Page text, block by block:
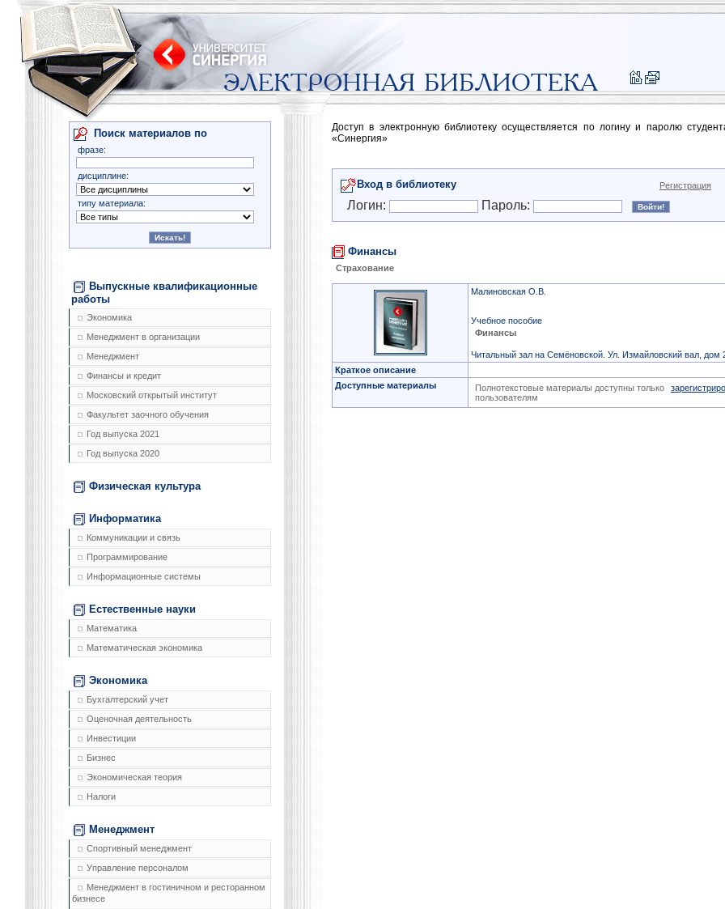
Поиск материалов по
фразе:
дисциплине:
типу материала:
Выпускные квалификационные
работы
Экономика
Менеджмент в организации
Менеджмент
Финансы и кредит
Московский открытый институт
Факультет заочного обучения
Год выпуска 2021
Год выпуска 2020
Физическая культура
Информатика
Коммуникации и связь
Программирование
Информационные системы
Естественные науки
Математика
Математическая экономика
Экономика
Бухгалтерский учет
Оценочная деятельность
Инвестиции
Бизнес
Экономическая теория
Налоги
Менеджмент
Спортивный менеджмент
Управление персоналом
Менеджмент в гостиничном и ресторанном
бизнесе
Доступ в электронную библиотеку осуществляется по логину и паролю
«Синергия»
Вход в библиотеку Регистрация
Логин: Пароль:
Финансы
Страхование
Малиновская О.В.
Учебное пособие
Финансы
Читальный зал на Семёновской. Ул. Измайловский вал, дом
Краткое описание
Доступные материалы
Полнотекстовые материалы доступны только
пользователям